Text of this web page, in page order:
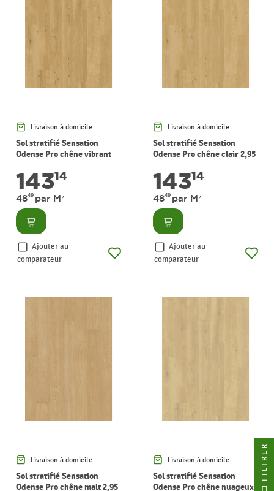
Livraison à domicile
Sol stratifié Sensation
Odense Pro chêne vibrant
14314
4849 par M²
Consulter
Ajouter au
comparateur
Livraison à domicile
Sol stratifié Sensation
Odense Pro chêne clair 2,95
14314
4849 par M²
Consulter
Ajouter au
comparateur
Livraison à domicile
Sol stratifié Sensation
Odense Pro chêne malt 2,95
Livraison à domicile
Sol stratifié Sensation
Odense Pro chêne nuageux
FILTRER